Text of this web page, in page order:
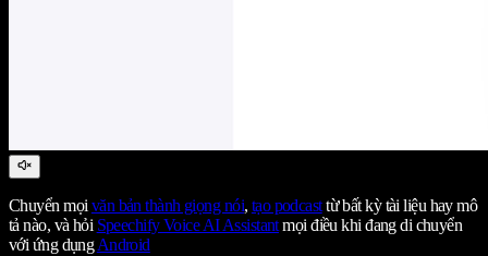
Chuyển mọivăn bản thành giọng nói, tạo podcasttừ bất kỳ tài liệu hay mô
tả nào, và hỏi Speechify Voice AI Assistantmọi điều khi đang di chuyển
với ứng dụngAndroid